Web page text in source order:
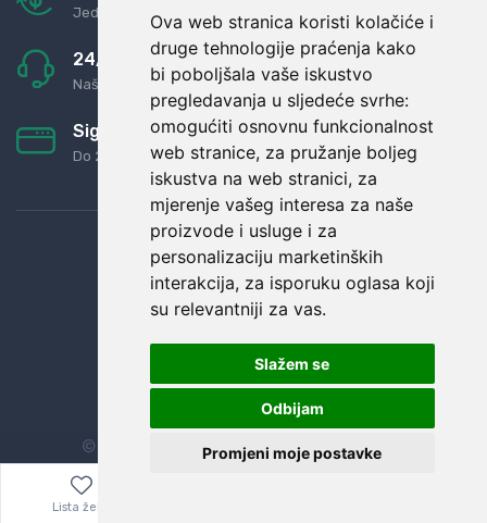
Ova web stranica koristi kolačiće i
druge tehnologije praćenja kako
bi poboljšala vaše iskustvo
pregledavanja u sljedeće svrhe:
omogućiti osnovnu funkcionalnost
web stranice, za pružanje boljeg
iskustva na web stranici, za
mjerenje vašeg interesa za naše
proizvode i usluge i za
personalizaciju marketinških
interakcija, za isporuku oglasa koji
su relevantniji za vas.
Slažem se
Odbijam
Promjeni moje postavke
Jednostavno pravilo: Roba za novac
24/7 odlična podrška
Naši agenti uvijek na raspolaganju
Sigurno obročno plaćanje
Do 24 rata bez kamata
© Sva prava zadržana. Dopi grupa d.o.o.
Lista želja